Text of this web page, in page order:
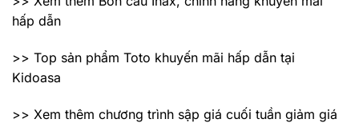
hấp dẫn
>> Top sản phẩm Toto khuyến mãi hấp dẫn tại
Kidoasa
>> Xem thêm chương trình sập giá cuối tuần giảm giá